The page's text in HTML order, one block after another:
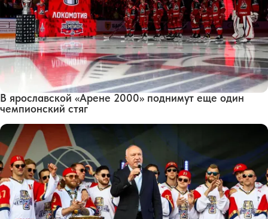
В ярославской «Арене 2000» поднимут еще один
чемпионский стяг